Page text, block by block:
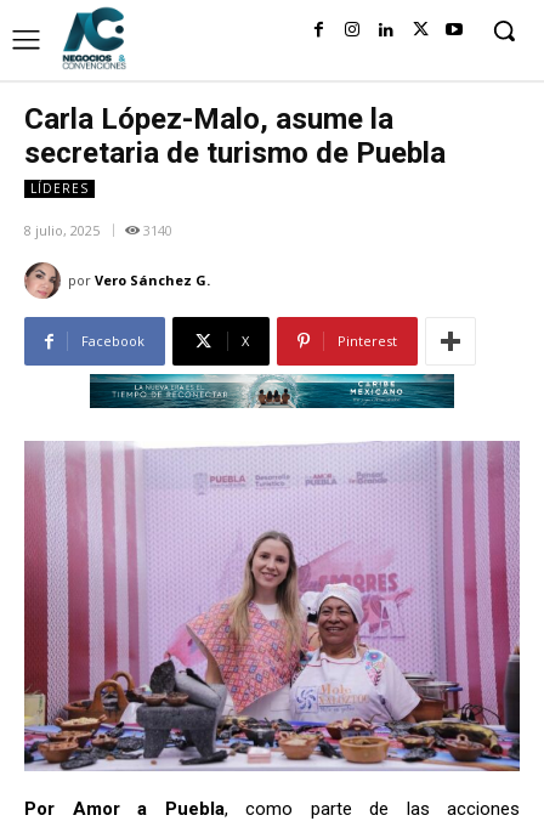
Carla López-Malo, asume la
secretaria de turismo de Puebla
LÍDERES
8 julio, 2025 3140
por Vero Sánchez G.
Facebook X Pinterest
Por Amor a Puebla, como parte de las acciones